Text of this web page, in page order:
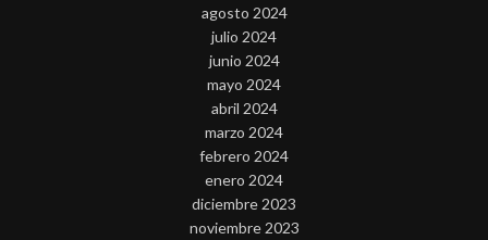
agosto 2024
julio 2024
junio 2024
mayo 2024
abril 2024
marzo 2024
febrero 2024
enero 2024
diciembre 2023
noviembre 2023